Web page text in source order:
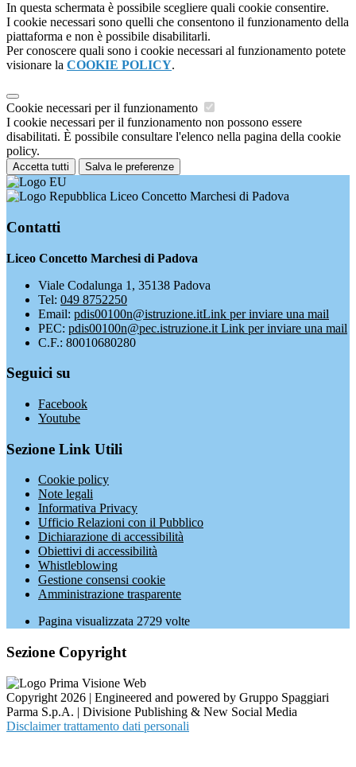
In questa schermata è possibile scegliere quali cookie consentire.
I cookie necessari sono quelli che consentono il funzionamento della
piattaforma e non è possibile disabilitarli.
Per conoscere quali sono i cookie necessari al funzionamento potete
visionare la COOKIE POLICY.
Cookie necessari per il funzionamento
I cookie necessari per il funzionamento non possono essere
disabilitati. È possibile consultare l'elenco nella pagina della cookie
policy.
Accetta tutti Salva le preferenze
Liceo Concetto Marchesi di Padova
Contatti
Liceo Concetto Marchesi di Padova
Viale Codalunga 1, 35138 Padova
Tel: 049 8752250
Email: pdis00100n@istruzione.itLink per inviare una mail
PEC: pdis00100n@pec.istruzione.it Link per inviare una mail
C.F.: 80010680280
Seguici su
Facebook
Youtube
Sezione Link Utili
Cookie policy
Note legali
Informativa Privacy
Ufficio Relazioni con il Pubblico
Dichiarazione di accessibilità
Obiettivi di accessibilità
Whistleblowing
Gestione consensi cookie
Amministrazione trasparente
Pagina visualizzata 2729 volte
Sezione Copyright
Copyright 2026 | Engineered and powered by Gruppo Spaggiari
Parma S.p.A. | Divisione Publishing & New Social Media
Disclaimer trattamento dati personali